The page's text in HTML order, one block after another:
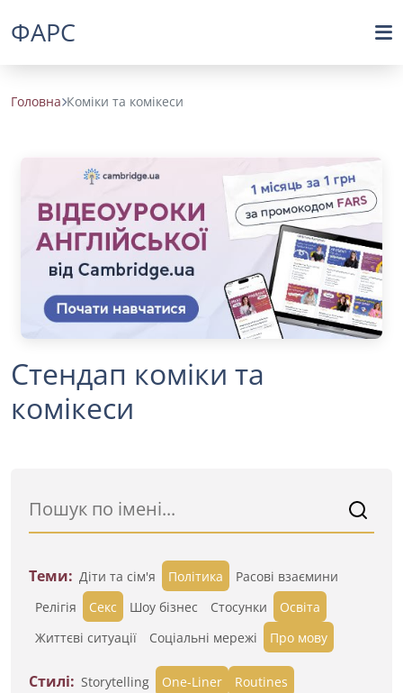
ФАРС
Головна Коміки та комікеси
Стендап коміки та
комікеси
Теми: Діти та сім'я Політика
Расові взаємини
Релігія
Секс Шоу бізнес Стосунки
Освіта
Життєві ситуації
Cоціальні мережі Про мову
Стилі: Storytelling One-Liner
Routines